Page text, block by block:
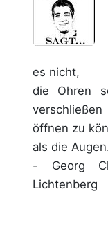
es nicht,
die Ohren
öffnen zu
als die
- Georg
Lichtenberg